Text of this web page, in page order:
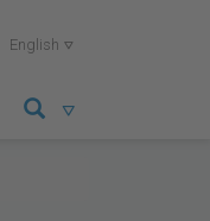
English 
